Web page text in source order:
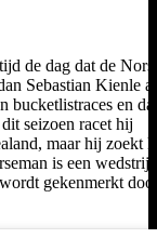
de dag dat de
Sebastian Kienle
bucketlistraces en
seizoen racet hij
maar hij zoekt
is een
gekenmerkt